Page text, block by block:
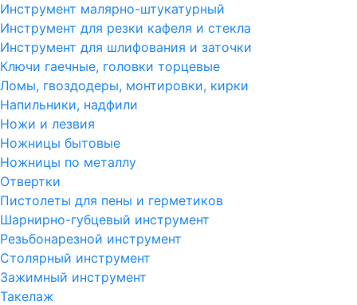
Инструмент малярно-штукатурный
Инструмент для резки кафеля и стекла
Инструмент для шлифования и заточки
Ключи гаечные, головки торцевые
Ломы, гвоздодеры, монтировки, кирки
Напильники, надфили
Ножи и лезвия
Ножницы бытовые
Ножницы по металлу
Отвертки
Пистолеты для пены и герметиков
Шарнирно-губцевый инструмент
Резьбонарезной инструмент
Столярный инструмент
Зажимный инструмент
Такелаж